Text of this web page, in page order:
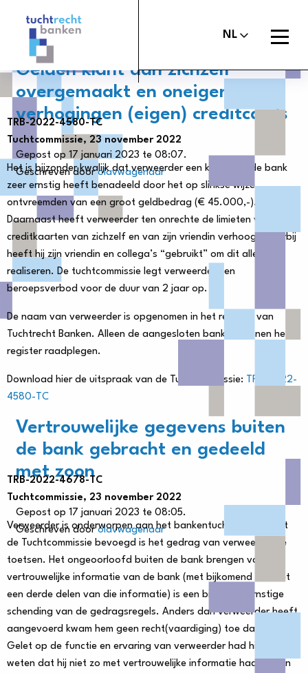
logo
Uitspraken
Over het tuchtrecht
Organisatie
Contact
Tuchtcommissie banken
Commissie van Beroep Banken
NL
Open
menu
Gelden klant aan zichzelf
overgemaakt en oneigenlijke
verhogingen (eigen) creditcards
Gepost op 17 januari 2023 te 08:07.
Geschreven doorolavwagenaar
TRB-2022-4580-TC
Tuchtcommissie, 23 november 2022
Het is bijzonder kwalijk dat verweerder een klant van de bank
zeer ernstig heeft benadeeld door het op slinkse wijze
ontvreemden van een groot geldbedrag (€ 45.000,-).
Daarnaast heeft verweerder ten onrechte de limieten van de
creditkaarten van zichzelf en van zijn vriendin verhoogd. Hierbij
heeft hij zijn vriendin en collega’s “gebruikt” om dit alles te
realiseren. De tuchtcommissie legt verweerder een
beroepsverbod voor de duur van 2 jaar op.
De naam van verweerder is opgenomen in het register van
Tuchtrecht Banken. Alleen de aangesloten banken kunnen het
register raadplegen.
Download hier de uitspraak van de Tuchtcommissie: TRB-2022-
4580-TC
Vertrouwelijke gegevens buiten
de bank gebracht en gedeeld
met zoon
Gepost op 17 januari 2023 te 08:05.
Geschreven doorolavwagenaar
TRB-2022-4678-TC
Tuchtcommissie, 23 november 2022
Verweerder is onderworpen aan het bankentuchtrecht, zodat
de Tuchtcommissie bevoegd is het gedrag van verweerder te
toetsen. Het ongeoorloofd buiten de bank brengen van
vertrouwelijke informatie van de bank (met bijkomend het met
een derde delen van die informatie) is een bijzonder ernstige
schending van de gedragsregels. Anders dan verweerder heeft
aangevoerd kwam hem geen recht(vaardiging) toe dat te doen.
Gelet op de functie en ervaring van verweerder had hij moeten
weten dat hij niet zo met vertrouwelijke informatie had mogen